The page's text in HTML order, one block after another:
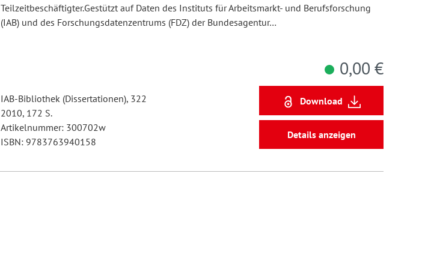
Teilzeitbeschäftigter.Gestützt auf Daten des Instituts für Arbeitsmarkt- und Berufsforschung
(IAB) und des Forschungsdatenzentrums (FDZ) der Bundesagentur…
IAB-Bibliothek (Dissertationen), 322
2010, 172 S.
Artikelnummer: 300702w
ISBN: 9783763940158
0,00 €
Download
Details anzeigen